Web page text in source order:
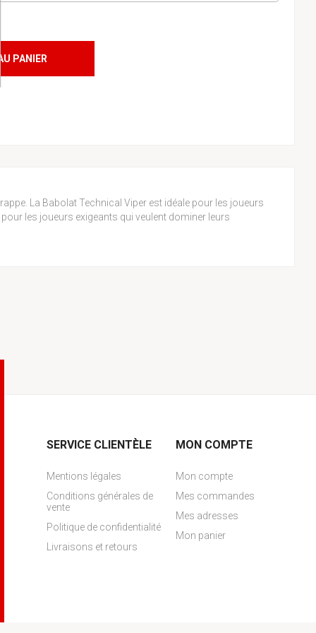
PANIER
La Babolat Technical Viper est idéale pour les joueurs
les joueurs exigeants qui veulent dominer leurs
SERVICE CLIENTÈLE
Mentions légales
Conditions générales de
vente
Politique de confidentialité
Livraisons et retours
MON COMPTE
Mon compte
Mes commandes
Mes adresses
Mon panier